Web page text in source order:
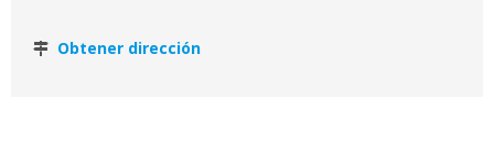
Obtener dirección